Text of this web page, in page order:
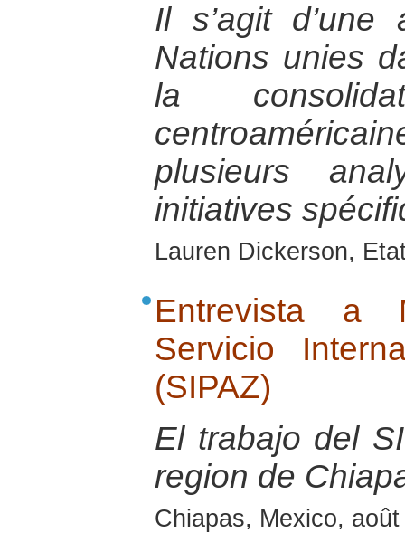
Il s’agit
Nations unies
la
plusieurs
initiatives
Lauren Dickerson,
Entrevista a
Servicio
(SIPAZ)
El trabajo del
region de
Chiapas, Mexico,